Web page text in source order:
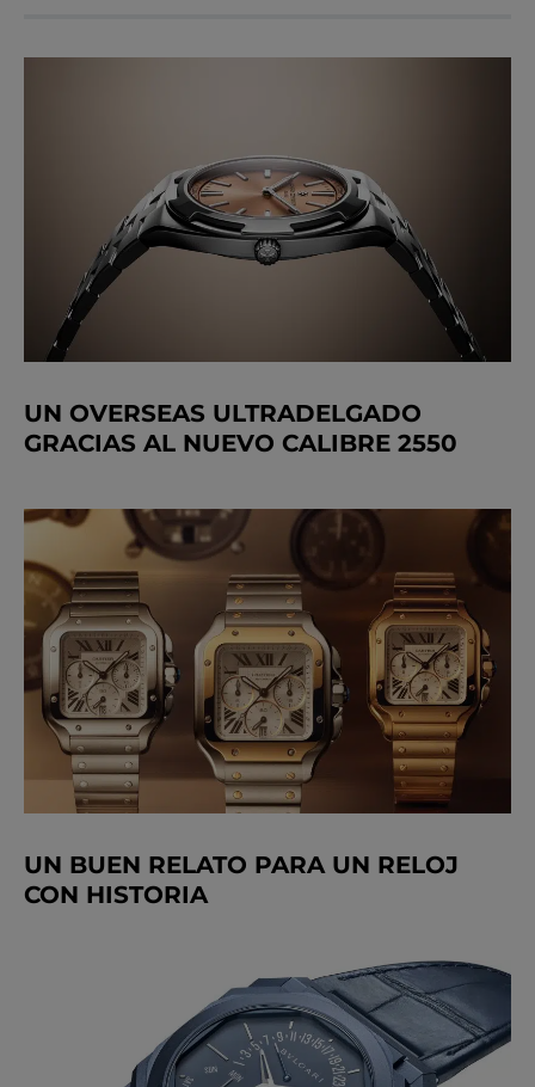
UN OVERSEAS ULTRADELGADO
GRACIAS AL NUEVO CALIBRE 2550
UN BUEN RELATO PARA UN RELOJ
CON HISTORIA